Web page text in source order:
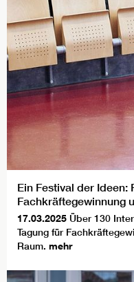
Ein Festival der Ideen:
Fachkräftegewinnung
17.03.2025 Über 130
Tagung für
Raum. mehr